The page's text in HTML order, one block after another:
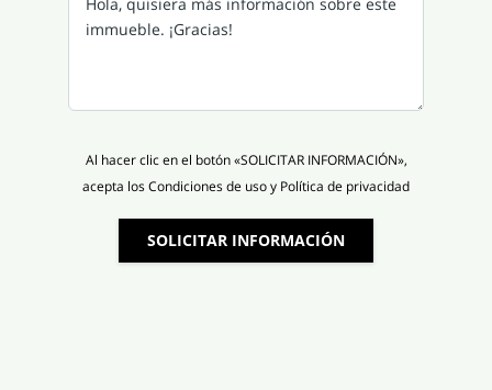
Al hacer clic en el botón «SOLICITAR INFORMACIÓN»,
acepta los Condiciones de uso y Política de privacidad
SOLICITAR INFORMACIÓN